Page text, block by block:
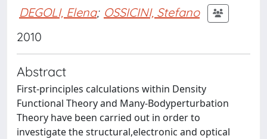
DEGOLI, Elena; OSSICINI, Stefano
2010
Abstract
First-principles calculations within Density
Functional Theory and Many-Bodyperturbation
Theory have been carried out in order to
investigate the structural,electronic and optical